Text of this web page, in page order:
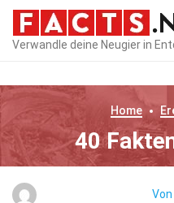
Verwandle deine Neugier in
Home
40